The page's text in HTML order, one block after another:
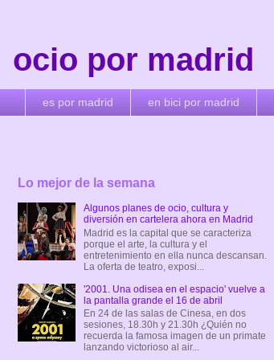
ocio por madrid
es por madrid en bici por madrid
Lo mejor de la semana
Algunos planes de ocio, cultura y
diversión en cartelera ahora en Madrid
Madrid es la capital que se caracteriza
porque el arte, la cultura y el
entretenimiento en ella nunca descansan.
La oferta de teatro, exposi...
'2001. Una odisea en el espacio' vuelve a
la pantalla grande el 16 de abril
En 24 de las salas de Cinesa, en dos
sesiones, 18.30h y 21.30h ¿Quién no
recuerda la famosa imagen de un primate
lanzando victorioso al air...